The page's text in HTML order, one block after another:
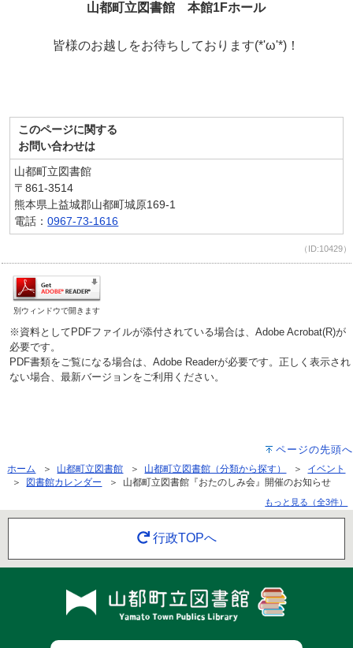
山都町立図書館 本館1Fホール
皆様のお越しをお待ちしております(*'ω'*)！
このページに関する
お問い合わせは
山都町立図書館
〒861-3514
熊本県上益城郡山都町城原169-1
電話：0967-73-1616
（ID:10429）
別ウィンドウで開きます
※資料としてPDFファイルが添付されている場合は、Adobe Acrobat(R)が
必要です。
PDF書類をご覧になる場合は、Adobe Readerが必要です。正しく表示され
ない場合、最新バージョンをご利用ください。
ページの先頭へ
ホーム ＞ 山都町立図書館 ＞ 山都町立図書館（分類から探す） ＞ イベント
＞
図書館カレンダー ＞ 山都町立図書館『おたのしみ会』開催のお知らせ
もっと見る（全3件）
行政TOPへ